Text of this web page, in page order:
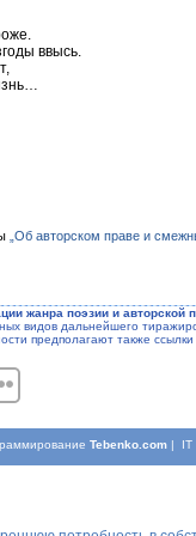
ввысь.
„Об авторском праве и
жанра поэзии и авторской
дальнейшего
предполагают также
Tebenko.com | IT